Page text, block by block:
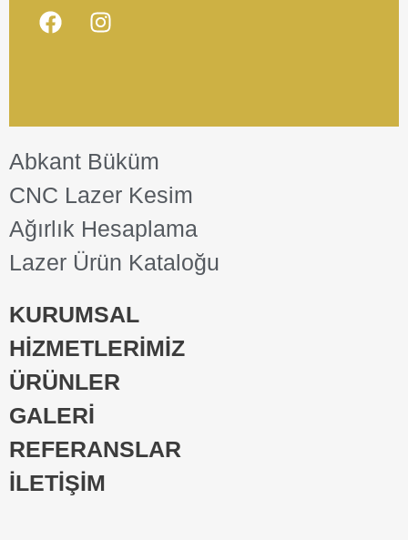
Abkant Büküm
CNC Lazer Kesim
Ağırlık Hesaplama
Lazer Ürün Kataloğu
KURUMSAL
HİZMETLERİMİZ
ÜRÜNLER
GALERİ
REFERANSLAR
İLETİŞİM